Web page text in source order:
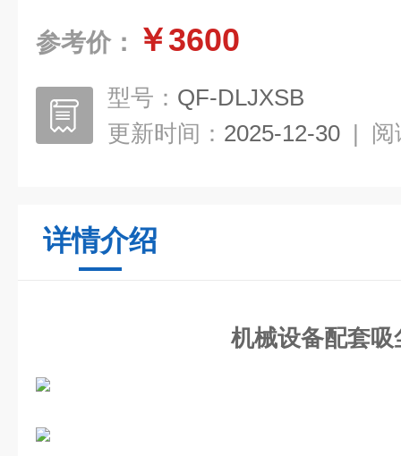
参考价： ￥3600
型号： QF-DLJXSB
更新时间： 2025-12-30 | 阅
详情介绍
机械设备配套吸